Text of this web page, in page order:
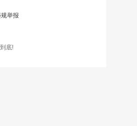
举报
底!